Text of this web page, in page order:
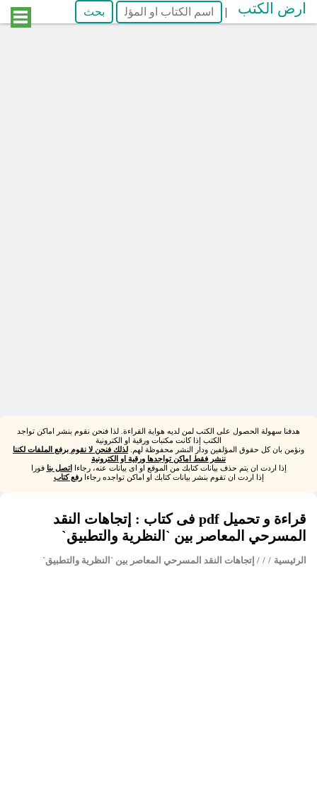
ارض الكتب |
هدفنا سهولة الحصول على الكتب لمن لديه هواية القراءة. لذا فنحن نقوم بنشر اماكن تواجد
الكتب إذا كانت مكتبات ورقية او الكترونية
ونؤمن بان كل حقوق المؤلفين ودار النشر محفوظة لهم. لذلك فنحن لا نقوم برفع الملفات لكننا
ننشر فقط اماكن تواجدها ورقية او الكترونية
إذا اردت ان يتم حذف بيانات كتابك من الموقع او اى بيانات عنه، رجاءااتصل بنا فورا
إذا اردت ان تقوم بنشر بيانات كتابك او اماكن تواجده رجاءارفع كتاب
قراءة و تحميل pdf فى كتاب : إتجاهات النقد
المسرحي المعاصر بين `النظرية والتطبيق`
الرئيسية /
/ / إتجاهات النقد المسرحي المعاصر بين `النظرية والتطبيق`